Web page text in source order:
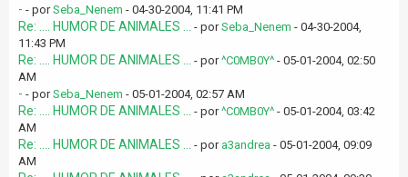
- - porSeba_Nenem - 04-30-2004, 11:41 PM
Re: .... HUMOR DE ANIMALES ... - porSeba_Nenem - 04-30-2004,
11:43 PM
Re: .... HUMOR DE ANIMALES ... - por^C0MB0Y^ - 05-01-2004, 02:50
AM
- - porSeba_Nenem - 05-01-2004, 02:57 AM
Re: .... HUMOR DE ANIMALES ... - por^C0MB0Y^ - 05-01-2004, 03:42
AM
Re: .... HUMOR DE ANIMALES ... - por a3andrea - 05-01-2004, 09:09
AM